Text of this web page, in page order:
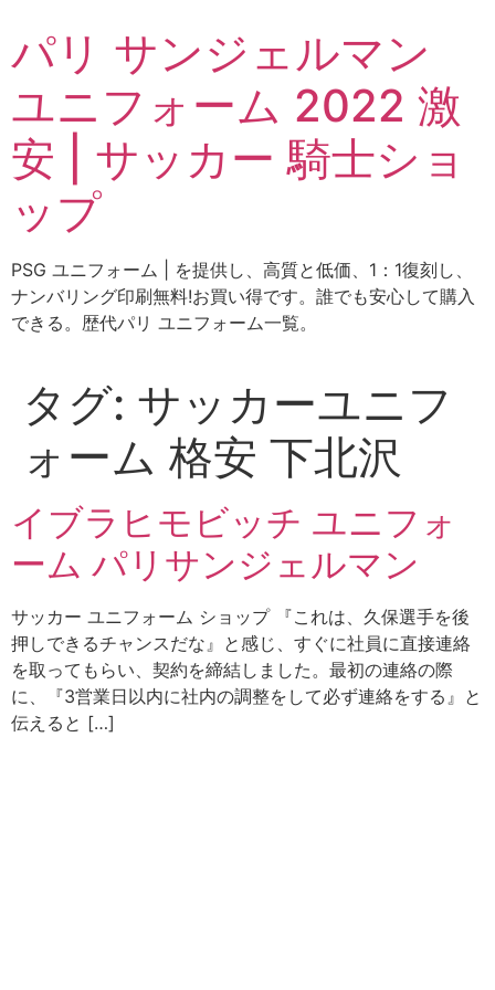
テ
ツ
に
ス
パリ サンジェルマン
ユニフォーム 2022 激
安 | サッカー 騎士ショ
ップ
PSG ユニフォーム | を提供し、高質と低価、1：1復刻し、
ナンバリング印刷無料!お買い得です。誰でも安心して購入
できる。歴代パリ ユニフォーム一覧。
タグ: サッカーユニフ
ォーム 格安 下北沢
イブラヒモビッチ ユニフォ
ーム パリサンジェルマン
サッカー ユニフォーム ショップ 『これは、久保選手を後
押しできるチャンスだな』と感じ、すぐに社員に直接連絡
を取ってもらい、契約を締結しました。最初の連絡の際
に、『3営業日以内に社内の調整をして必ず連絡をする』と
伝えると […]